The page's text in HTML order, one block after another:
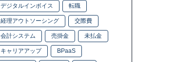
デジタルインボイス 転職
経理アウトソーシング 交際費
会計システム 売掛金 未払金
キャリアアップ BPaaS